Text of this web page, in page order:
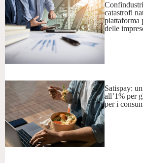
catastrofi
piattaforma
delle
Satispay:
all’1% per
per i